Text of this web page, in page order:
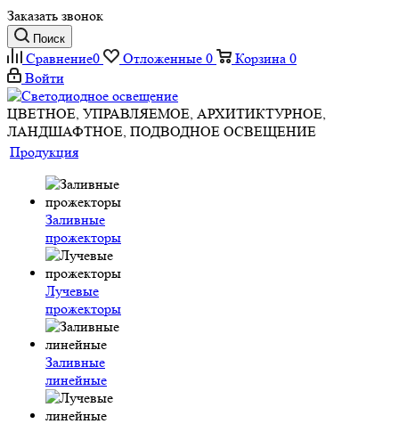
Заказать звонок
Поиск
Сравнение0 Отложенные 0 Корзина 0
Войти
ЦВЕТНОЕ, УПРАВЛЯЕМОЕ, АРХИТИКТУРНОЕ,
ЛАНДШАФТНОЕ, ПОДВОДНОЕ ОСВЕЩЕНИЕ
Продукция
Заливные
прожекторы
Лучевые
прожекторы
Заливные
линейные